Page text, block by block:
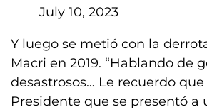
July 10, 2023
Y luego se metió con la
Macri en 2019. “Hablando de
desastrosos… Le recuerdo
Presidente que se presentó a